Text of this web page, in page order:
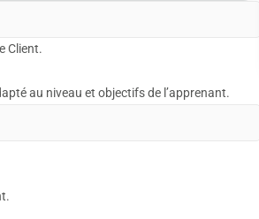
Client.
au niveau et objectifs de l’apprenant.